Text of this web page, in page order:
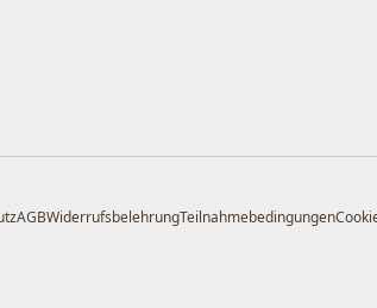
AGBWiderrufsbelehrungTeilnahmebedingungen